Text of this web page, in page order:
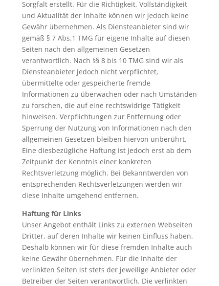
Sorgfalt erstellt. Für die Richtigkeit, Vollständigkeit
und Aktualität der Inhalte können wir jedoch keine
Gewähr übernehmen. Als Diensteanbieter sind wir
gemäß § 7 Abs.1 TMG für eigene Inhalte auf diesen
Seiten nach den allgemeinen Gesetzen
verantwortlich. Nach §§ 8 bis 10 TMG sind wir als
Diensteanbieter jedoch nicht verpflichtet,
übermittelte oder gespeicherte fremde
Informationen zu überwachen oder nach Umständen
zu forschen, die auf eine rechtswidrige Tätigkeit
hinweisen. Verpflichtungen zur Entfernung oder
Sperrung der Nutzung von Informationen nach den
allgemeinen Gesetzen bleiben hiervon unberührt.
Eine diesbezügliche Haftung ist jedoch erst ab dem
Zeitpunkt der Kenntnis einer konkreten
Rechtsverletzung möglich. Bei Bekanntwerden von
entsprechenden Rechtsverletzungen werden wir
diese Inhalte umgehend entfernen.
Haftung für Links
Unser Angebot enthält Links zu externen Webseiten
Dritter, auf deren Inhalte wir keinen Einfluss haben.
Deshalb können wir für diese fremden Inhalte auch
keine Gewähr übernehmen. Für die Inhalte der
verlinkten Seiten ist stets der jeweilige Anbieter oder
Betreiber der Seiten verantwortlich. Die verlinkten